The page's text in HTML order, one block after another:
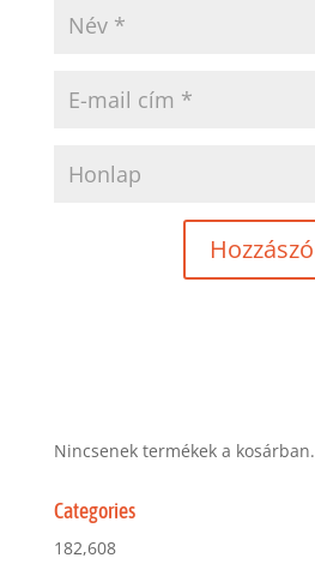
Nincsenek termékek a kosárban.
Categories
182,608